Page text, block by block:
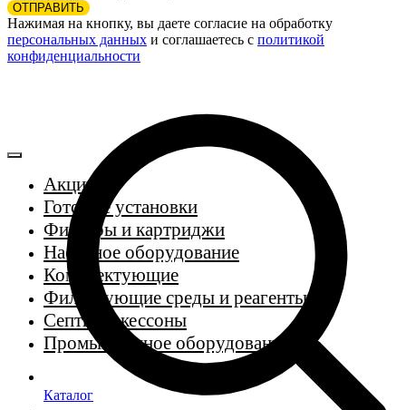
ОТПРАВИТЬ
Нажимая на кнопку, вы даете согласие на обработку
персональных данных и соглашаетесь c политикой
конфиденциальности
Акции
Готовые установки
Фильтры и картриджи
Насосное оборудование
Комплектующие
Фильтрующие среды и реагенты
Септики, кессоны
Промышленное оборудование
Каталог